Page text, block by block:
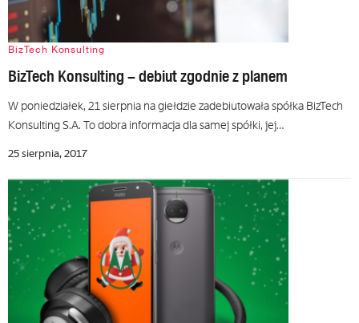
BizTech Konsulting
BizTech Konsulting – debiut zgodnie z planem
W poniedziałek, 21 sierpnia na giełdzie zadebiutowała spółka BizTech
Konsulting S.A. To dobra informacja dla samej spółki, jej…
25 sierpnia, 2017